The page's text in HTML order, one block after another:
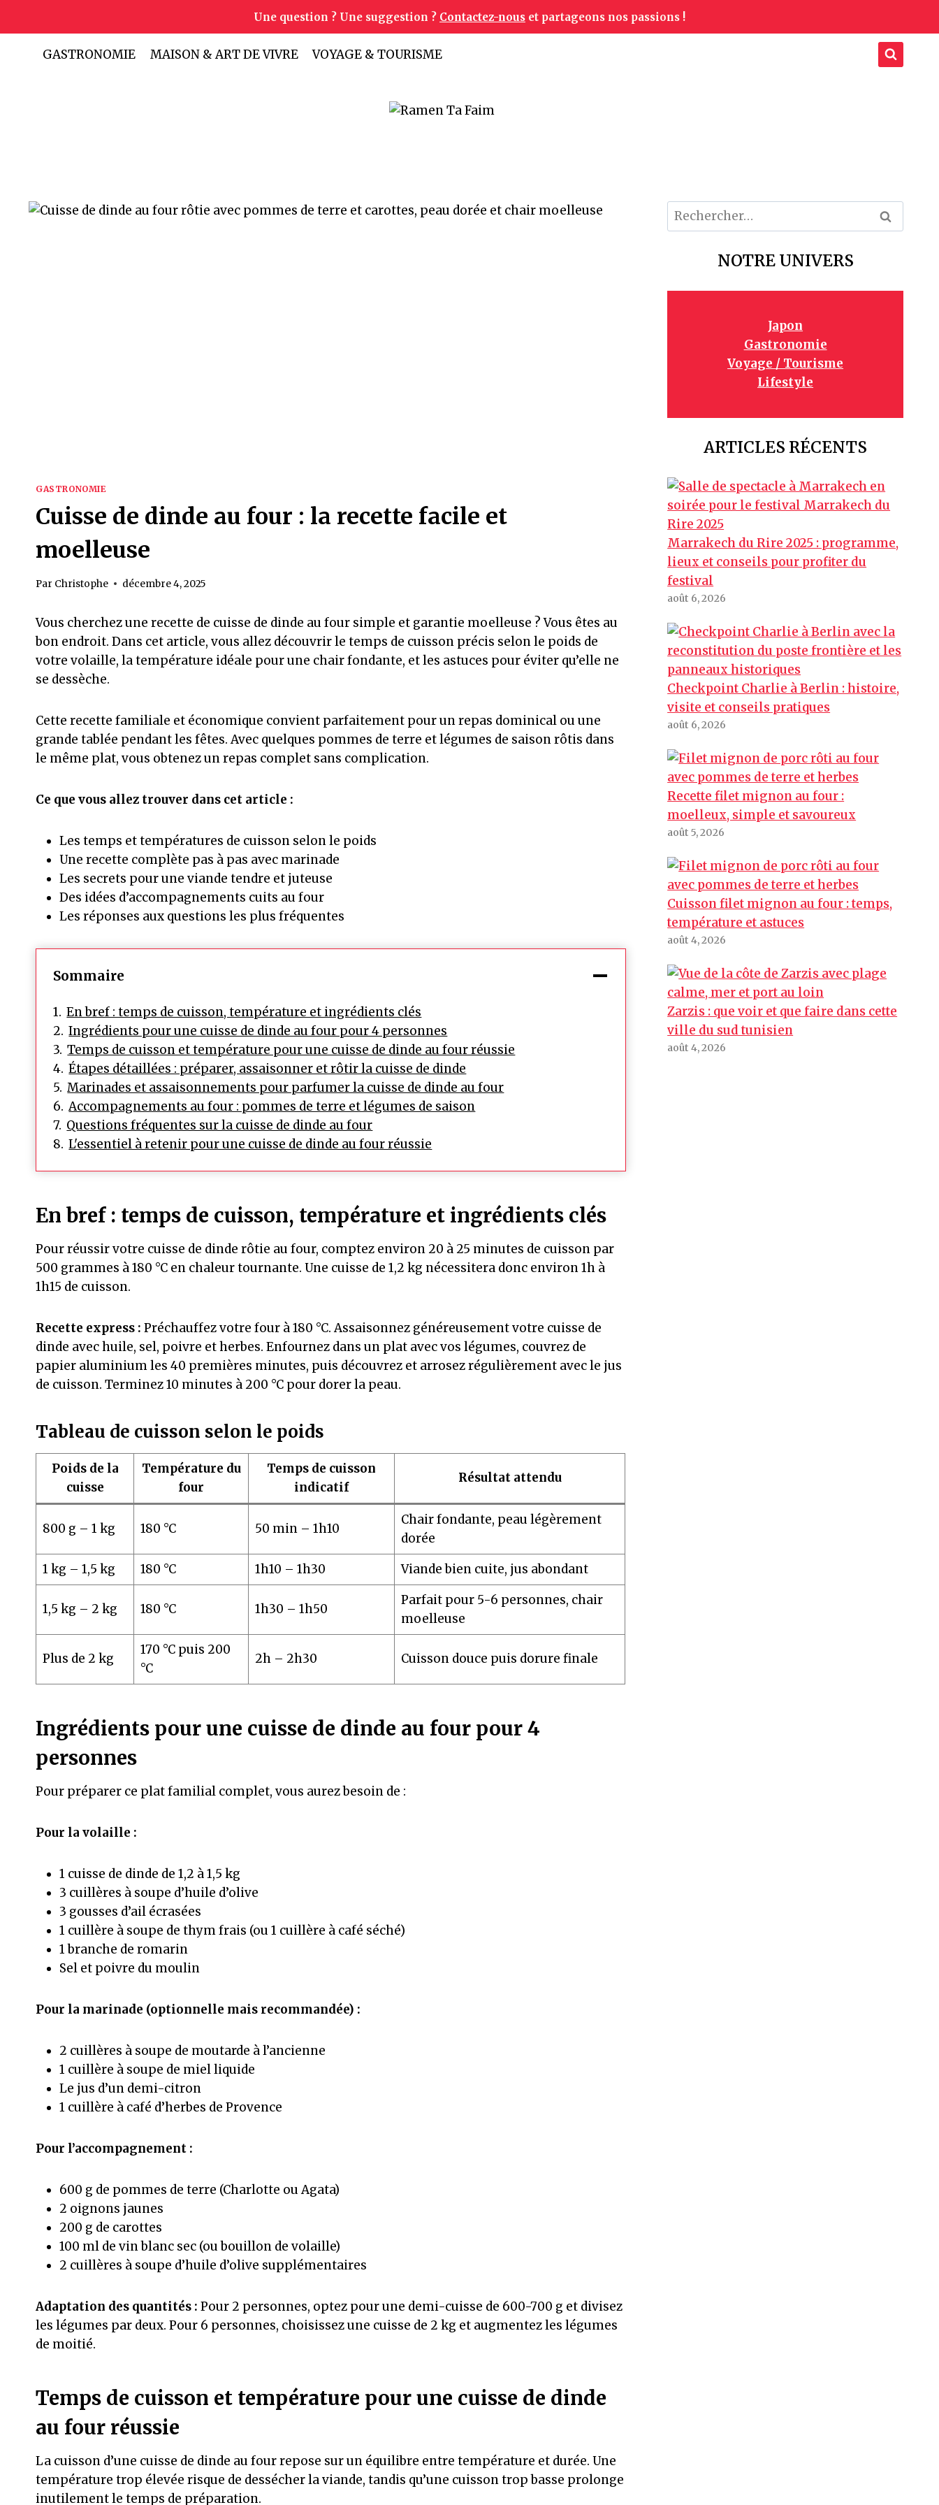
contenu
Une question ? Une suggestion ? Contactez-nous et partageons nos passions !
GASTRONOMIE MAISON & ART DE VIVRE VOYAGE & TOURISME
GASTRONOMIE
Cuisse de dinde au four : la recette facile et
moelleuse
Par Christophe décembre 4, 2025
Vous cherchez une recette de cuisse de dinde au four simple et garantie moelleuse ? Vous êtes au
bon endroit. Dans cet article, vous allez découvrir le temps de cuisson précis selon le poids de
votre volaille, la température idéale pour une chair fondante, et les astuces pour éviter qu’elle ne
se dessèche.
Cette recette familiale et économique convient parfaitement pour un repas dominical ou une
grande tablée pendant les fêtes. Avec quelques pommes de terre et légumes de saison rôtis dans
le même plat, vous obtenez un repas complet sans complication.
Ce que vous allez trouver dans cet article :
Les temps et températures de cuisson selon le poids
Une recette complète pas à pas avec marinade
Les secrets pour une viande tendre et juteuse
Des idées d’accompagnements cuits au four
Les réponses aux questions les plus fréquentes
Sommaire
En bref : temps de cuisson, température et ingrédients clés
Ingrédients pour une cuisse de dinde au four pour 4 personnes
Temps de cuisson et température pour une cuisse de dinde au four réussie
Étapes détaillées : préparer, assaisonner et rôtir la cuisse de dinde
Marinades et assaisonnements pour parfumer la cuisse de dinde au four
Accompagnements au four : pommes de terre et légumes de saison
Questions fréquentes sur la cuisse de dinde au four
L'essentiel à retenir pour une cuisse de dinde au four réussie
En bref : temps de cuisson, température et ingrédients clés
Pour réussir votre cuisse de dinde rôtie au four, comptez environ 20 à 25 minutes de cuisson par
500 grammes à 180 °C en chaleur tournante. Une cuisse de 1,2 kg nécessitera donc environ 1h à
1h15 de cuisson.
Recette express : Préchauffez votre four à 180 °C. Assaisonnez généreusement votre cuisse de
dinde avec huile, sel, poivre et herbes. Enfournez dans un plat avec vos légumes, couvrez de
papier aluminium les 40 premières minutes, puis découvrez et arrosez régulièrement avec le jus
de cuisson. Terminez 10 minutes à 200 °C pour dorer la peau.
Tableau de cuisson selon le poids
Poids de la
cuisse
Température du
four
Temps de cuisson
indicatif
Résultat attendu
800 g – 1 kg 180 °C 50 min – 1h10
Chair fondante, peau légèrement
dorée
1 kg – 1,5 kg
180 °C 1h10 – 1h30 Viande bien cuite, jus abondant
1,5 kg – 2 kg 180 °C 1h30 – 1h50
Parfait pour 5-6 personnes, chair
moelleuse
Plus de 2 kg
170 °C puis 200
°C
2h – 2h30 Cuisson douce puis dorure finale
Ingrédients pour une cuisse de dinde au four pour 4
personnes
Pour préparer ce plat familial complet, vous aurez besoin de :
Pour la volaille :
1 cuisse de dinde de 1,2 à 1,5 kg
3 cuillères à soupe d’huile d’olive
3 gousses d’ail écrasées
1 cuillère à soupe de thym frais (ou 1 cuillère à café séché)
1 branche de romarin
Sel et poivre du moulin
Pour la marinade (optionnelle mais recommandée) :
2 cuillères à soupe de moutarde à l’ancienne
1 cuillère à soupe de miel liquide
Le jus d’un demi-citron
1 cuillère à café d’herbes de Provence
Pour l’accompagnement :
600 g de pommes de terre (Charlotte ou Agata)
2 oignons jaunes
200 g de carottes
100 ml de vin blanc sec (ou bouillon de volaille)
2 cuillères à soupe d’huile d’olive supplémentaires
Adaptation des quantités : Pour 2 personnes, optez pour une demi-cuisse de 600-700 g et divisez
les légumes par deux. Pour 6 personnes, choisissez une cuisse de 2 kg et augmentez les légumes
de moitié.
Temps de cuisson et température pour une cuisse de dinde
au four réussie
La cuisson d’une cuisse de dinde au four repose sur un équilibre entre température et durée. Une
température trop élevée risque de dessécher la viande, tandis qu’une cuisson trop basse prolonge
inutilement le temps de préparation.
Rechercher :
NOTRE UNIVERS
Japon
Gastronomie
Voyage / Tourisme
Lifestyle
ARTICLES RÉCENTS
Marrakech du Rire 2025 : programme,
lieux et conseils pour profiter du
festival
août 6, 2026
Checkpoint Charlie à Berlin : histoire,
visite et conseils pratiques
août 6, 2026
Recette filet mignon au four :
moelleux, simple et savoureux
août 5, 2026
Cuisson filet mignon au four : temps,
température et astuces
août 4, 2026
Zarzis : que voir et que faire dans cette
ville du sud tunisien
août 4, 2026